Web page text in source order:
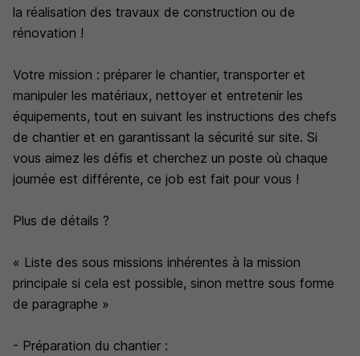
la réalisation des travaux de construction ou de
rénovation !
Votre mission : préparer le chantier, transporter et
manipuler les matériaux, nettoyer et entretenir les
équipements, tout en suivant les instructions des chefs
de chantier et en garantissant la sécurité sur site. Si
vous aimez les défis et cherchez un poste où chaque
journée est différente, ce job est fait pour vous !
Plus de détails ?
« Liste des sous missions inhérentes à la mission
principale si cela est possible, sinon mettre sous forme
de paragraphe »
- Préparation du chantier :